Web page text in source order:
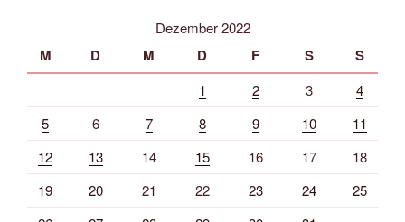
Dezember 2022
M D M D F S S
1 2 3
4
5
6 7 8 9 10
11
12
13 14 15 16 17
18
19
20 21 22 23 24
25